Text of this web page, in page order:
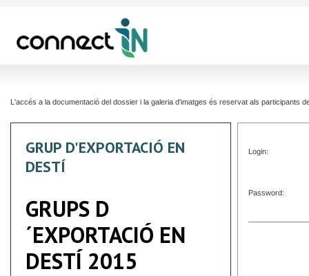
L'accés a la documentació del dossier i la galeria d'imatges és reservat als participants
GRUP D'EXPORTACIÓ EN
DESTÍ
GRUPS D
´EXPORTACIÓ EN
DESTÍ 2015
Login:
Password: